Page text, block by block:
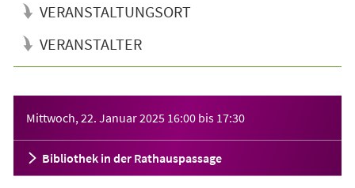
VERANSTALTUNGSORT
VERANSTALTER
Mittwoch, 22. Januar 2025 16:00 bis 17:30
Bibliothek in der Rathauspassage